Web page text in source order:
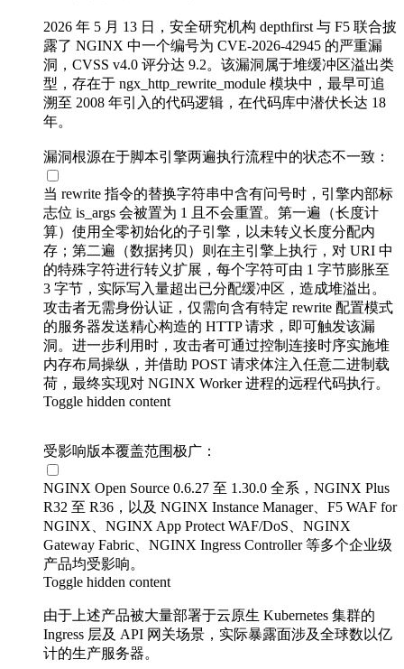
2026 年 5 月 13 日，安全研究机构 depthfirst 与 F5 联合披
露了 NGINX 中一个编号为 CVE-2026-42945 的严重漏
洞，CVSS v4.0 评分达 9.2。该漏洞属于堆缓冲区溢出类
型，存在于 ngx_http_rewrite_module 模块中，最早可追
溯至 2008 年引入的代码逻辑，在代码库中潜伏长达 18
年。
漏洞根源在于脚本引擎两遍执行流程中的状态不一致：
当 rewrite 指令的替换字符串中含有问号时，引擎内部标
志位 is_args 会被置为 1 且不会重置。第一遍（长度计
算）使用全零初始化的子引擎，以未转义长度分配内
存；第二遍（数据拷贝）则在主引擎上执行，对 URI 中
的特殊字符进行转义扩展，每个字符可由 1 字节膨胀至
3 字节，实际写入量超出已分配缓冲区，造成堆溢出。
攻击者无需身份认证，仅需向含有特定 rewrite 配置模式
的服务器发送精心构造的 HTTP 请求，即可触发该漏
洞。进一步利用时，攻击者可通过控制连接时序实施堆
内存布局操纵，并借助 POST 请求体注入任意二进制载
荷，最终实现对 NGINX Worker 进程的远程代码执行。
Toggle hidden content
受影响版本覆盖范围极广：
NGINX Open Source 0.6.27 至 1.30.0 全系，NGINX Plus
R32 至 R36，以及 NGINX Instance Manager、F5 WAF for
NGINX、NGINX App Protect WAF/DoS、NGINX
Gateway Fabric、NGINX Ingress Controller 等多个企业级
产品均受影响。
Toggle hidden content
由于上述产品被大量部署于云原生 Kubernetes 集群的
Ingress 层及 API 网关场景，实际暴露面涉及全球数以亿
计的生产服务器。